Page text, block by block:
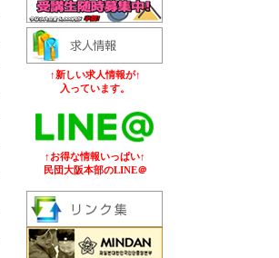
↑新しい求人情報が↑
入っています。
↑お得な情報いっぱい↑
民団大阪本部のLINE＠